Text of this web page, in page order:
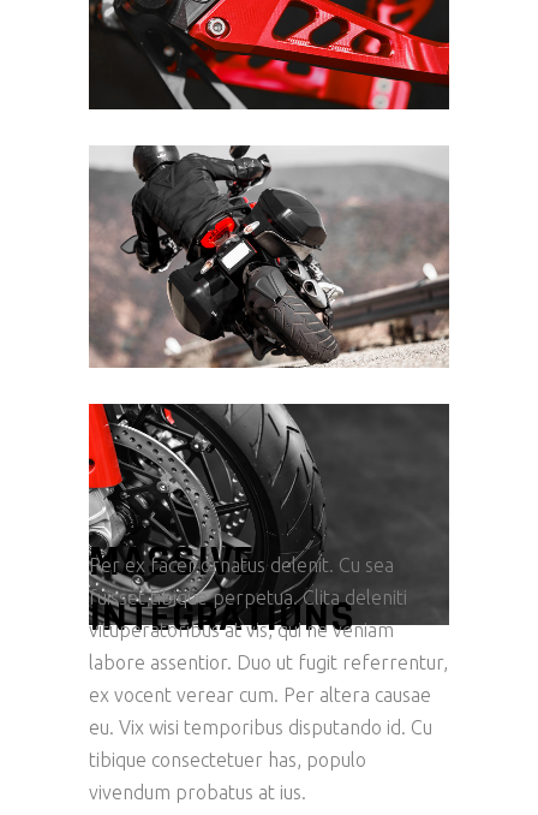
MASSIVE
INTEGRATIONS
Per ex facer ornatus delenit. Cu sea
fuisset tibique perpetua. Clita deleniti
vituperatoribus at vis, qui ne veniam
labore assentior. Duo ut fugit referrentur,
ex vocent verear cum. Per altera causae
eu. Vix wisi temporibus disputando id. Cu
tibique consectetuer has, populo
vivendum probatus at ius.